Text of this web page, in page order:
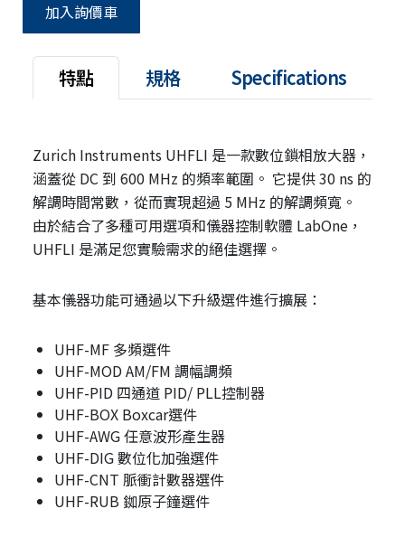
加入詢價車
特點 規格 Specifications
Zurich Instruments UHFLI 是一款數位鎖相放大器，
涵蓋從 DC 到 600 MHz 的頻率範圍。 它提供 30 ns 的
解調時間常數，從而實現超過 5 MHz 的解調頻寬。
由於結合了多種可用選項和儀器控制軟體 LabOne，
UHFLI 是滿足您實驗需求的絕佳選擇。
基本儀器功能可通過以下升級選件進行擴展：
UHF-MF 多頻選件
UHF-MOD AM/FM 調幅調頻
UHF-PID 四通道 PID/ PLL控制器
UHF-BOX Boxcar選件
UHF-AWG 任意波形產生器
UHF-DIG 數位化加強選件
UHF-CNT 脈衝計數器選件
UHF-RUB 銣原子鐘選件